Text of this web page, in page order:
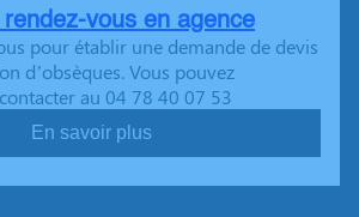
vous en agence
pour établir une demande de devis
d’obsèques. Vous pouvez
au 04 78 40 07 53
En savoir plus